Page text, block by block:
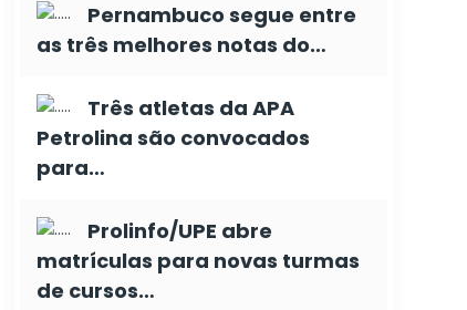
Pernambuco segue entre
as três melhores notas do…
Três atletas da APA
Petrolina são convocados
para…
Prolinfo/UPE abre
matrículas para novas turmas
de cursos…